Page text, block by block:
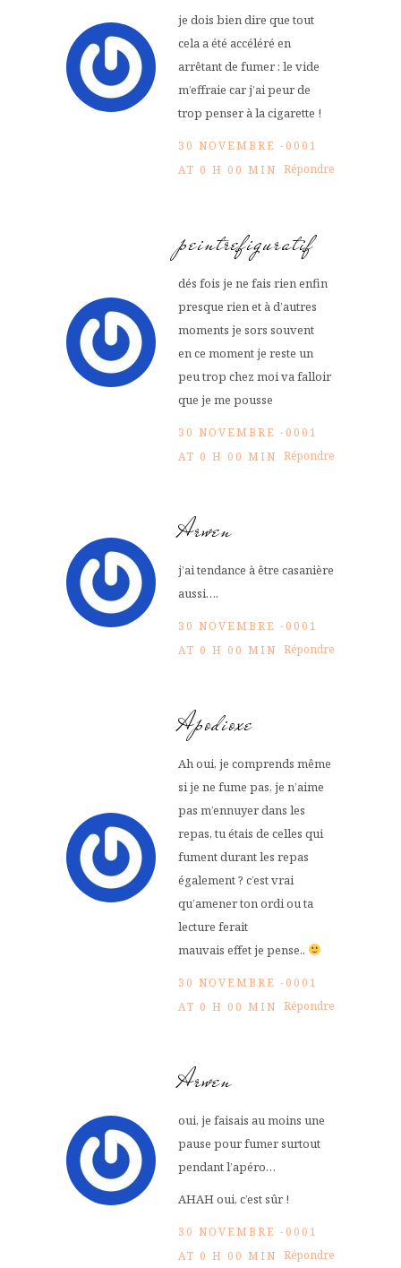
je dois bien dire que tout
cela a été accéléré en
arrêtant de fumer : le vide
m’effraie car j’ai peur de
trop penser à la cigarette !
30 NOVEMBRE -0001
AT 0 H 00 MIN Répondre
peintrefiguratif
dés fois je ne fais rien enfin
presque rien et à d’autres
moments je sors souvent
en ce moment je reste un
peu trop chez moi va falloir
que je me pousse
30 NOVEMBRE -0001
AT 0 H 00 MIN Répondre
Arwen
j’ai tendance à être casanière
aussi….
30 NOVEMBRE -0001
AT 0 H 00 MIN Répondre
Apodioxe
Ah oui, je comprends même
si je ne fume pas, je n’aime
pas m’ennuyer dans les
repas, tu étais de celles qui
fument durant les repas
également ? c’est vrai
qu’amener ton ordi ou ta
lecture ferait
mauvais effet je pense..
30 NOVEMBRE -0001
AT 0 H 00 MIN Répondre
Arwen
oui, je faisais au moins une
pause pour fumer surtout
pendant l’apéro…
AHAH oui, c’est sûr !
30 NOVEMBRE -0001
AT 0 H 00 MIN Répondre